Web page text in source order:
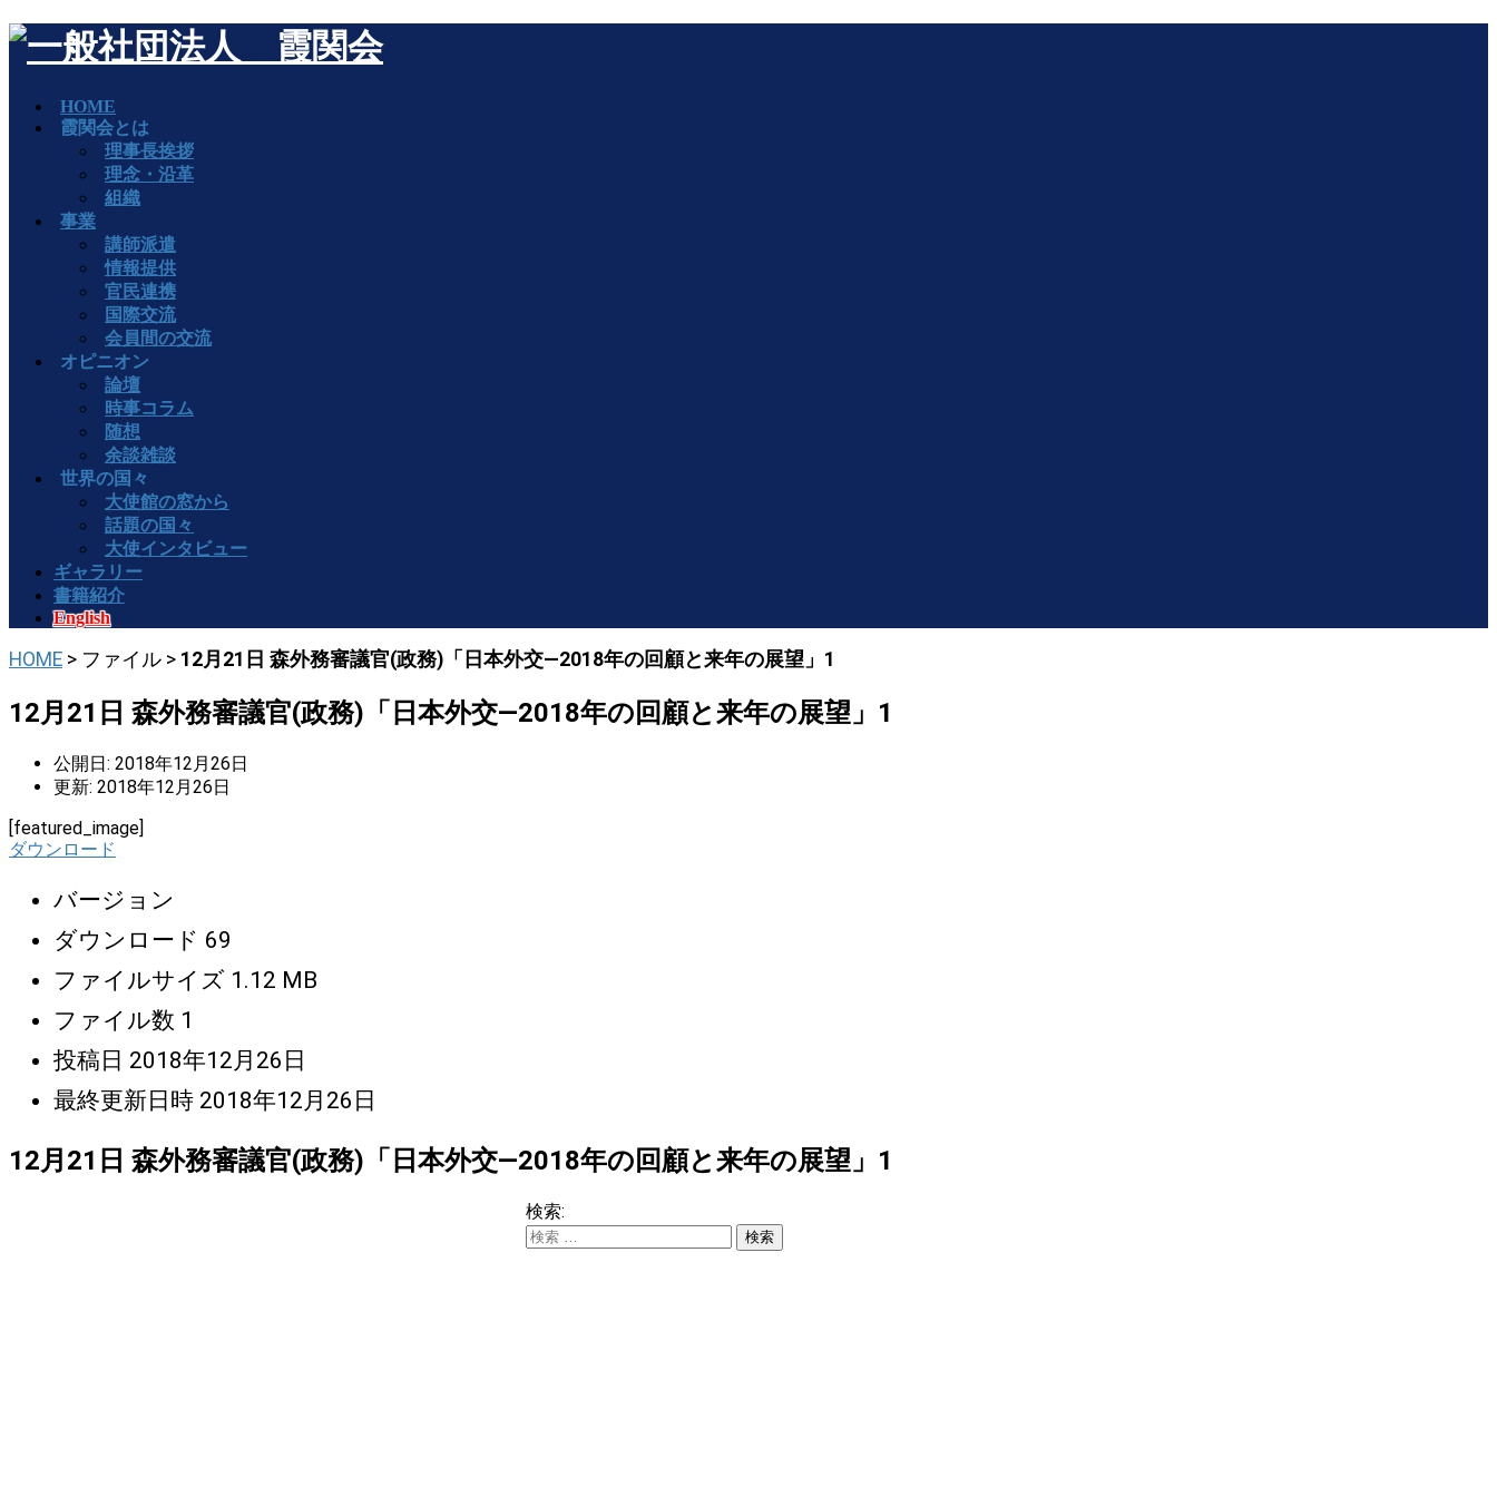
HOME
霞関会とは
理事長挨拶
理念・沿革
組織
事業
講師派遣
情報提供
官民連携
国際交流
会員間の交流
オピニオン
論壇
時事コラム
随想
余談雑談
世界の国々
大使館の窓から
話題の国々
大使インタビュー
ギャラリー
書籍紹介
English
HOME > ファイル > 12月21日 森外務審議官(政務)「日本外交―2018年の回顧と来年の展望」1
12月21日 森外務審議官(政務)「日本外交―2018年の回顧と来年の展望」1
公開日: 2018年12月26日
更新: 2018年12月26日
[featured_image]
ダウンロード
バージョン
ダウンロード 69
ファイルサイズ 1.12 MB
ファイル数 1
投稿日 2018年12月26日
最終更新日時 2018年12月26日
12月21日 森外務審議官(政務)「日本外交―2018年の回顧と来年の展望」1
検索: